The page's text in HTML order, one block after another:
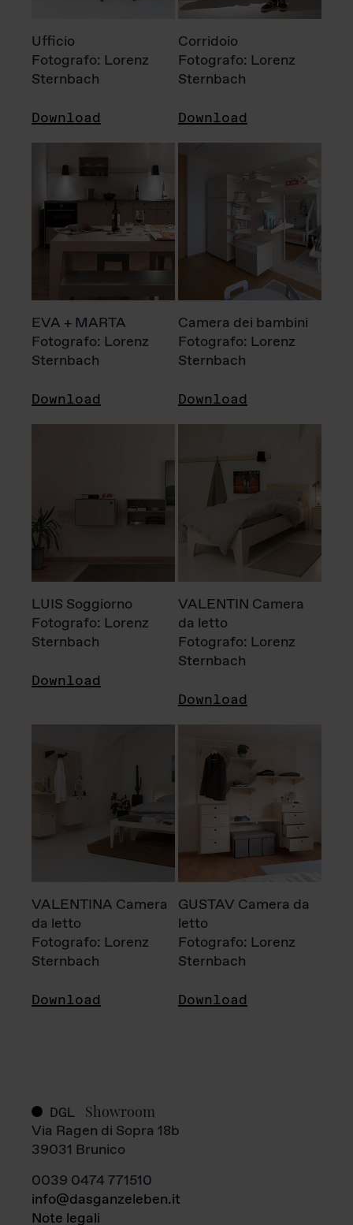
Ufficio
Fotografo: Lorenz
Sternbach
Download
Corridoio
Fotografo: Lorenz
Sternbach
Download
EVA + MARTA
Fotografo: Lorenz
Sternbach
Download
Camera dei bambini
Fotografo: Lorenz
Sternbach
Download
LUIS Soggiorno
Fotografo: Lorenz
Sternbach
Download
VALENTIN Camera
da letto
Fotografo: Lorenz
Sternbach
Download
VALENTINA Camera
da letto
Fotografo: Lorenz
Sternbach
Download
GUSTAV Camera da
letto
Fotografo: Lorenz
Sternbach
Download
DGL Showroom
Via Ragen di Sopra 18b
39031 Brunico
0039 0474 771510
info@dasganzeleben.it
Note legali